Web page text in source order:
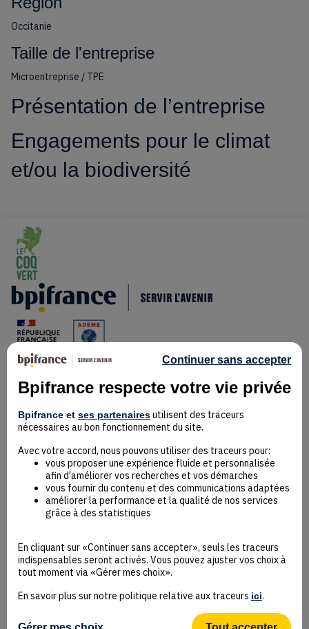
Occitanie
Taille de l'entreprise
Microentreprise / TPE
Présentation de l’entreprise
Engagements pour le climat
et/ou la biodiversité
Mentions Légales
Données personnelles
Contact
Mentions Légales
CGU
Protection des données
Bpifrance respecte votre vie privée
Bpifrance et ses partenairesutilisent des traceurs
nécessaires au bon fonctionnement du site.
Avec votre accord, nous pouvons utiliser des traceurs pour:
vous proposer une expérience fluide et personnalisée
afin d'améliorer vos recherches et vos démarches
vous fournir du contenu et des communications adaptées
améliorer la performance et la qualité de nos services
grâce à des statistiques
En cliquant sur «Continuer sans accepter», seuls les traceurs
indispensables seront activés. Vous pouvez ajuster vos choix à
tout moment via «Gérer mes choix».
En savoir plus sur notre politique relative aux traceurs ici.
Continuer sans accepter